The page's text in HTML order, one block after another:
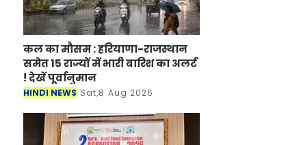
कल का मौसम : हरियाणा-राजस्थान
समेत 15 राज्यों में भारी बारिश का अलर्ट
! देखें पूर्वानुमान
HINDI NEWS Sat,8 Aug 2026